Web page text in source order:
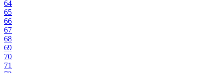
64
65
66
67
68
69
70
71